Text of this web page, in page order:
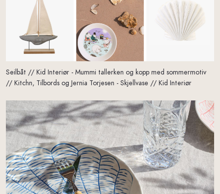
Seilbåt // Kid Interiør - Mummi tallerken og kopp med sommermotiv
// Kitchn, Tilbords og Jernia Torjesen - Skjellvase // Kid Interiør